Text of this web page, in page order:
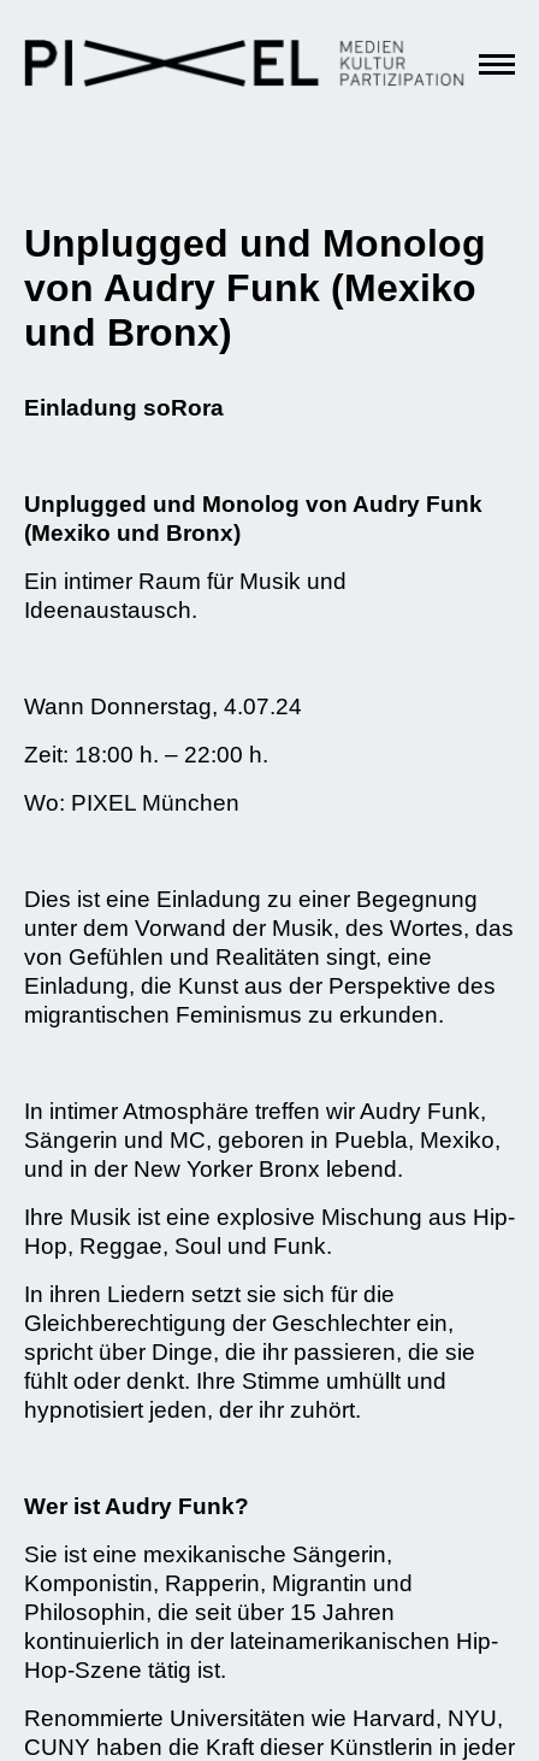
Unplugged und Monolog
von Audry Funk (Mexiko
und Bronx)
Einladung soRora
Unplugged und Monolog von Audry Funk
(Mexiko und Bronx)
Ein intimer Raum für Musik und
Ideenaustausch.
Wann Donnerstag, 4.07.24
Zeit: 18:00 h. – 22:00 h.
Wo: PIXEL München
Dies ist eine Einladung zu einer Begegnung
unter dem Vorwand der Musik, des Wortes, das
von Gefühlen und Realitäten singt, eine
Einladung, die Kunst aus der Perspektive des
migrantischen Feminismus zu erkunden.
In intimer Atmosphäre treffen wir Audry Funk,
Sängerin und MC, geboren in Puebla, Mexiko,
und in der New Yorker Bronx lebend.
Ihre Musik ist eine explosive Mischung aus Hip-
Hop, Reggae, Soul und Funk.
In ihren Liedern setzt sie sich für die
Gleichberechtigung der Geschlechter ein,
spricht über Dinge, die ihr passieren, die sie
fühlt oder denkt. Ihre Stimme umhüllt und
hypnotisiert jeden, der ihr zuhört.
Wer ist Audry Funk?
Sie ist eine mexikanische Sängerin,
Komponistin, Rapperin, Migrantin und
Philosophin, die seit über 15 Jahren
kontinuierlich in der lateinamerikanischen Hip-
Hop-Szene tätig ist.
Renommierte Universitäten wie Harvard, NYU,
CUNY haben die Kraft dieser Künstlerin in jeder